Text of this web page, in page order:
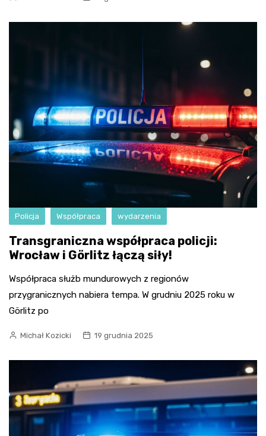
Policja Współpraca wydarzenia
Transgraniczna współpraca policji:
Wrocław i Görlitz łączą siły!
Współpraca służb mundurowych z regionów
przygranicznych nabiera tempa. W grudniu 2025 roku w
Görlitz po
Michał Kozicki 19 grudnia 2025